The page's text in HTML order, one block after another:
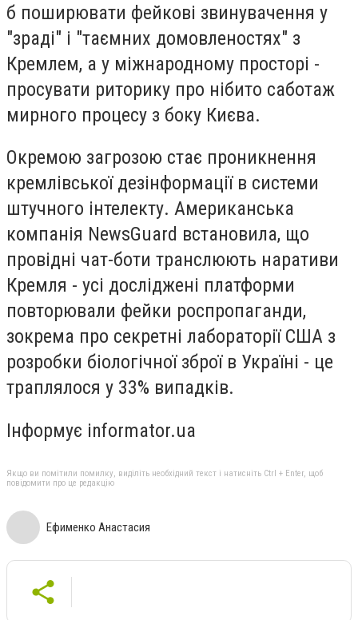
б поширювати фейкові звинувачення у
"зраді" і "таємних домовленостях" з
Кремлем, а у міжнародному просторі -
просувати риторику про нібито саботаж
мирного процесу з боку Києва.
Окремою загрозою стає проникнення
кремлівської дезінформації в системи
штучного інтелекту. Американська
компанія NewsGuard встановила, що
провідні чат-боти транслюють наративи
Кремля - усі досліджені платформи
повторювали фейки роспропаганди,
зокрема про секретні лабораторії США з
розробки біологічної зброї в Україні - це
траплялося у 33% випадків.
Інформує informator.ua
Якщо ви помітили помилку, виділіть необхідний текст і натисніть Ctrl + Enter, щоб
повідомити про це редакцію
Ефименко Анастасия